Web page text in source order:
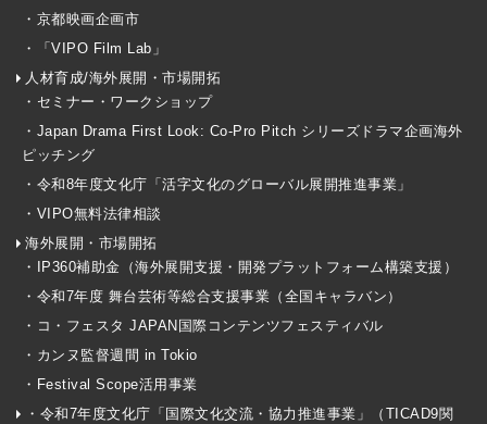
・京都映画企画市
・「VIPO Film Lab」
人材育成/海外展開・市場開拓
・セミナー・ワークショップ
・Japan Drama First Look: Co-Pro Pitch シリーズドラマ企画海外
ピッチング
・令和8年度文化庁「活字文化のグローバル展開推進事業」
・VIPO無料法律相談
海外展開・市場開拓
・IP360補助金（海外展開支援・開発プラットフォーム構築支援）
・令和7年度 舞台芸術等総合支援事業（全国キャラバン）
・コ・フェスタ JAPAN国際コンテンツフェスティバル
・カンヌ監督週間 in Tokio
・Festival Scope活用事業
・令和7年度文化庁「国際文化交流・協力推進事業」（TICAD9関